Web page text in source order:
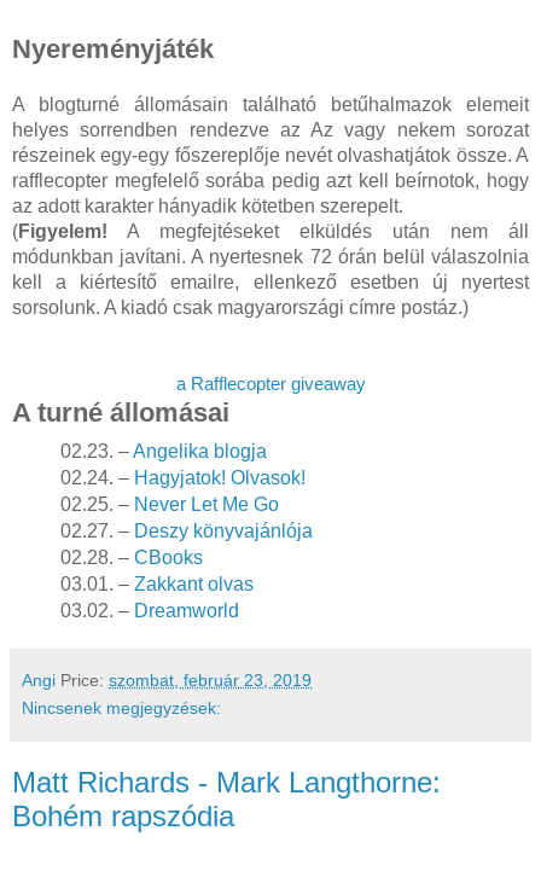
Nyereményjáték
A blogturné állomásain található betűhalmazok elemeit
helyes sorrendben rendezve az Az vagy nekem sorozat
részeinek egy-egy főszereplője nevét olvashatjátok össze. A
rafflecopter megfelelő sorába pedig azt kell beírnotok, hogy
az adott karakter hányadik kötetben szerepelt.
(Figyelem! A megfejtéseket elküldés után nem áll
módunkban javítani. A nyertesnek 72 órán belül válaszolnia
kell a kiértesítő emailre, ellenkező esetben új nyertest
sorsolunk. A kiadó csak magyarországi címre postáz.)
a Rafflecopter giveaway
A turné állomásai
02.23. –Angelika blogja
02.24. – Hagyjatok! Olvasok!
02.25. – Never Let Me Go
02.27. – Deszy könyvajánlója
02.28. – CBooks
03.01. – Zakkant olvas
03.02. – Dreamworld
Angi Price: szombat, február 23, 2019
Nincsenek megjegyzések:
Matt Richards - Mark Langthorne:
Bohém rapszódia